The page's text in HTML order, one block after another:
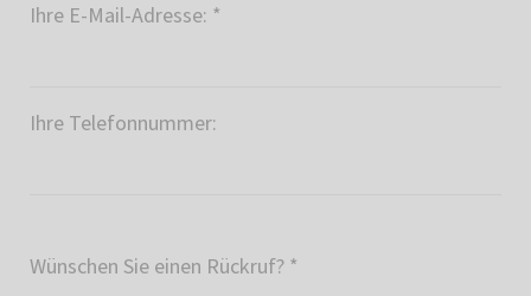
Ihre E-Mail-Adresse: *
Ihre Telefonnummer:
Wünschen Sie einen Rückruf? *